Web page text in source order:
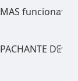
funciona
DE